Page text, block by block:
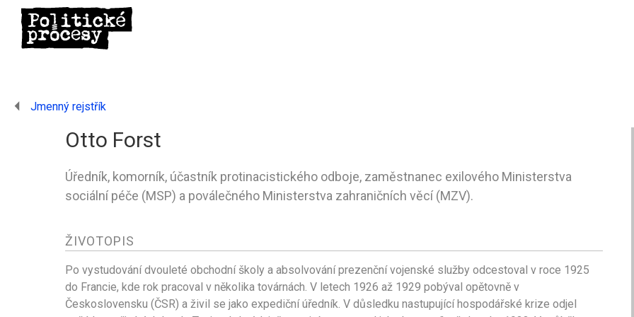
Jmenný rejstřík
Otto Forst
Úředník, komorník, účastník protinacistického odboje, zaměstnanec exilového Ministerstva
sociální péče (MSP) a poválečného Ministerstva zahraničních věcí (MZV).
ŽIVOTOPIS
Po vystudování dvouleté obchodní školy a absolvování prezenční vojenské služby odcestoval v roce 1925
do Francie, kde rok pracoval v několika továrnách. V letech 1926 až 1929 pobýval opětovně v
Československu (ČSR) a živil se jako expediční úředník. V důsledku nastupující hospodářské krize odjel